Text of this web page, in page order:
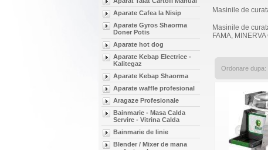
Aparate Cafea la Nisip
Aparate Gyros Shaorma
Doner Potis
Aparate hot dog
Aparate Kebap Electrice -
Kalitegaz
Aparate Kebap Shaorma
Aparate waffle profesional
Aragaze Profesionale
Bainmarie - Masa Calda
Servire - Vitrina Calda
Bainmarie de linie
Blender / Mixer de mana
Masinile de
Masinile de
FAMA,
Ordonare dupa: